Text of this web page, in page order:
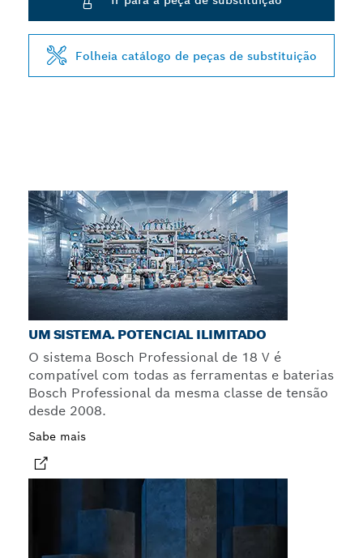
Folheia catálogo de peças de substituição
UM SISTEMA. POTENCIAL ILIMITADO
O sistema Bosch Professional de 18 V é
compatível com todas as ferramentas e baterias
Bosch Professional da mesma classe de tensão
desde 2008.
Sabe mais